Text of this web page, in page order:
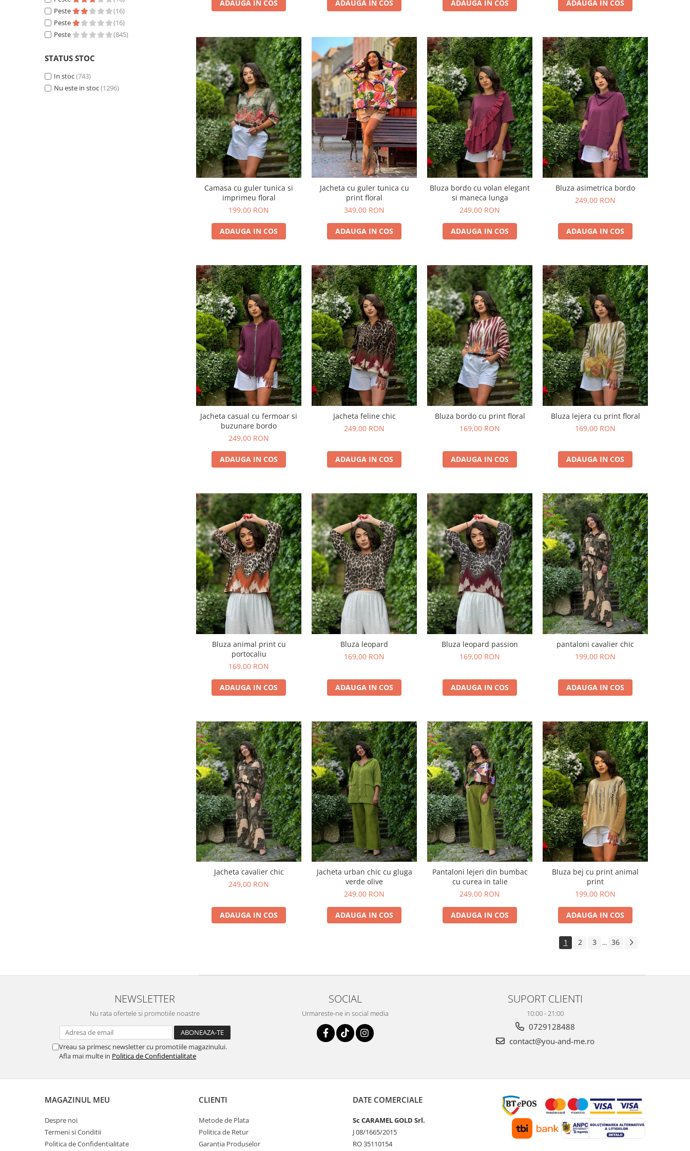
Peste
(16)
Peste
(16)
Peste
(845)
STATUS STOC
In stoc(743)
Nu este in stoc(1296)
ADAUGA IN COS ADAUGA IN COS ADAUGA IN COS ADAUGA IN COS
Camasa cu guler tunica si
imprimeu floral
199,00 RON
ADAUGA IN COS
Jacheta cu guler tunica cu
print floral
349,00 RON
ADAUGA IN COS
Bluza bordo cu volan elegant
si maneca lunga
249,00 RON
ADAUGA IN COS
Bluza asimetrica bordo
249,00 RON
ADAUGA IN COS
Jacheta casual cu fermoar si
buzunare bordo
249,00 RON
ADAUGA IN COS
Jacheta feline chic
249,00 RON
ADAUGA IN COS
Bluza bordo cu print floral
169,00 RON
ADAUGA IN COS
Bluza lejera cu print floral
169,00 RON
ADAUGA IN COS
Bluza animal print cu
portocaliu
169,00 RON
ADAUGA IN COS
Bluza leopard
169,00 RON
ADAUGA IN COS
Bluza leopard passion
169,00 RON
ADAUGA IN COS
pantaloni cavalier chic
199,00 RON
ADAUGA IN COS
Jacheta cavalier chic
249,00 RON
ADAUGA IN COS
Jacheta urban chic cu gluga
verde olive
249,00 RON
ADAUGA IN COS
Pantaloni lejeri din bumbac
cu curea in talie
249,00 RON
ADAUGA IN COS
Bluza bej cu print animal
print
199,00 RON
ADAUGA IN COS
1 2 3 ... 36
NEWSLETTER
Nu rata ofertele si promotiile noastre
Vreau sa primesc newsletter cu promotiile magazinului.
Afla mai multe in Politica de Confidentialitate
SOCIAL
Urmareste-ne in social media
SUPORT CLIENTI
10:00 - 21:00
0729128488
contact@you-and-me.ro
MAGAZINUL MEU
Despre noi
Termeni si Conditii
Politica de Confidentialitate
CLIENTI
Metode de Plata
Politica de Retur
Garantia Produselor
DATE COMERCIALE
Sc CARAMEL GOLD Srl.
J 08/1665/2015
RO 35110154